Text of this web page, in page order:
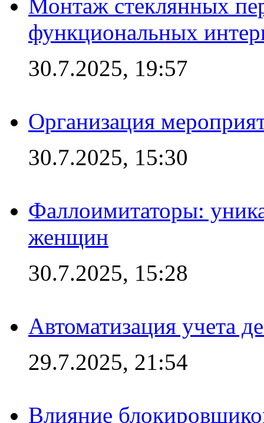
Монтаж стеклянных
функциональных
30.7.2025, 19:57
Организация
30.7.2025, 15:30
Фаллоимитаторы:
женщин
30.7.2025, 15:28
Автоматизация учета
29.7.2025, 21:54
Влияние